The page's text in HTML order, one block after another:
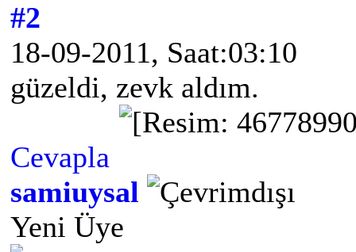
#2
18-09-2011, Saat:03:10
güzeldi, zevk aldım.
Cevapla
samiuysal
Yeni Üye